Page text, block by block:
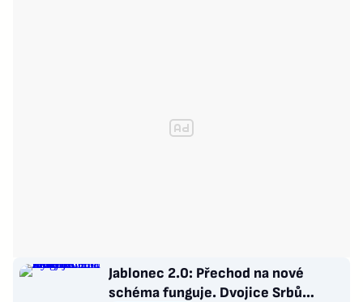
Jablonec 2.0: Přechod na nové
schéma funguje. Dvojice Srbů